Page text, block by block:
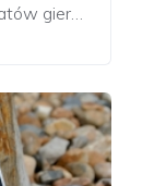
gier…